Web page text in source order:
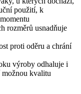
použití, k
rozměrů usnadňuje
proti oděru a chrání
výroby odhaluje i
kvalitu